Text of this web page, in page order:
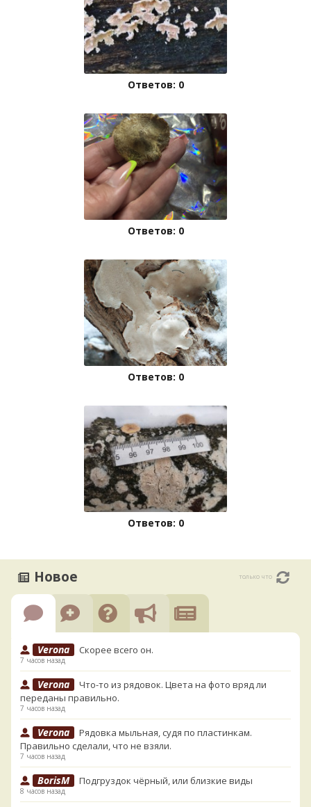
Ответов: 0
Ответов: 0
Ответов: 0
Ответов: 0
Новое только что
Verona Скорее всего он.
7 часов назад
Verona
Что-то из рядовок. Цвета на фото вряд ли
переданы правильно.
7 часов назад
Verona
Рядовка мыльная, судя по пластинкам.
Правильно сделали, что не взяли.
7 часов назад
BorisM Подгруздок чёрный, или близкие виды
8 часов назад